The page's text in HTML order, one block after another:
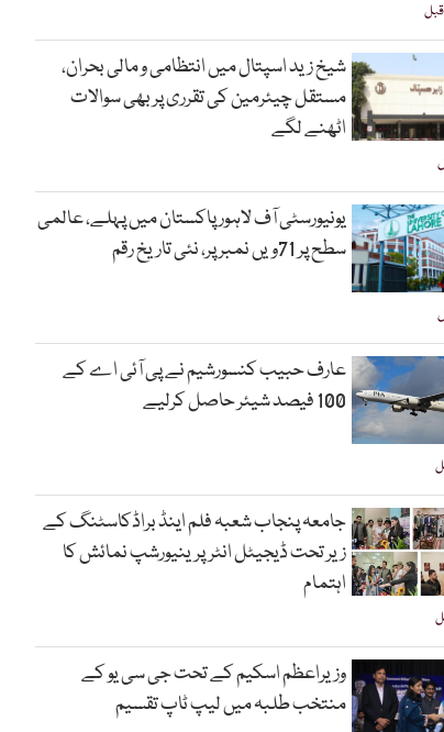
شیخ زید اسپتال میں انتظامی و مالی بحران،
مستقل چیئرمین کی تقرری پر بھی سوالات
اٹھنے لگے
یونیورسٹی آف لاہور پاکستان میں پہلے، عالمی
سطح پر 71ویں نمبر پر، نئی تاریخ رقم
عارف حبیب کنسورشیم نے پی آئی اے کے
100 فیصد شیئر حاصل کرلیے
جامعہ پنجاب شعبہ فلم اینڈ براڈکاسٹنگ کے
زیر تحت ڈیجیٹل انٹرپرینیورشپ نمائش کا
اہتمام
وزیراعظم اسکیم کے تحت جی سی یو کے
منتخب طلبہ میں لیپ ٹاپ تقسیم